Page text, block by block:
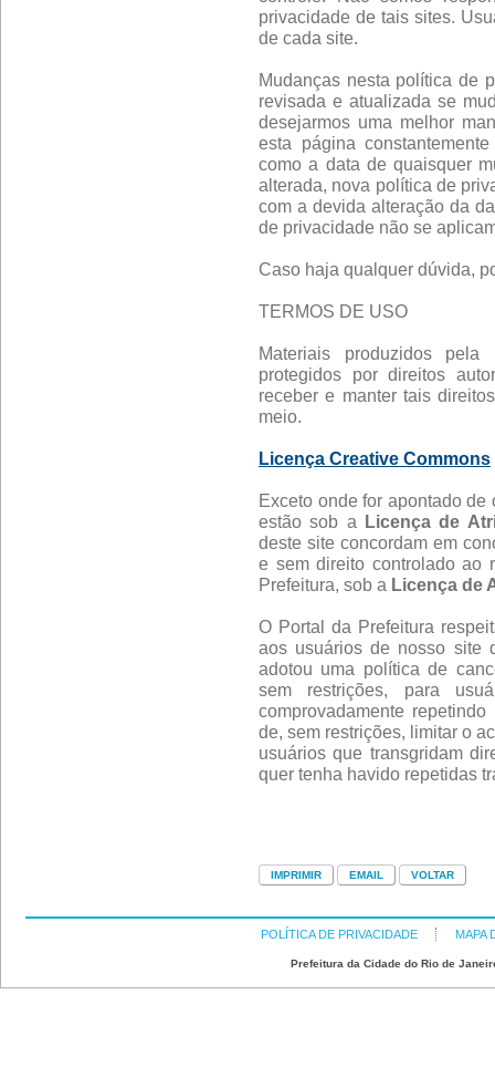
privacidade de tais sites.
de cada site.
Mudanças nesta política de
revisada e atualizada se
desejarmos uma melhor
esta página
como a data de quaisquer
alterada, nova política de
com a devida alteração da
de privacidade não se
Caso haja qualquer dúvida,
TERMOS DE USO
Materiais produzidos
protegidos por direitos
receber e manter tais
meio.
Licença Creative Commons
Exceto onde for apontado de
estão sob a Licença de
deste site concordam em
e sem direito controlado ao
Prefeitura, sob a Licença de
O Portal da Prefeitura
aos usuários de nosso site
adotou uma política de
sem restrições, para
comprovadamente
de, sem restrições, limitar o
usuários que transgridam
quer tenha havido repetidas
POLÍTICA DE PRIVACIDADE MAPA
Prefeitura da Cidade do Rio de